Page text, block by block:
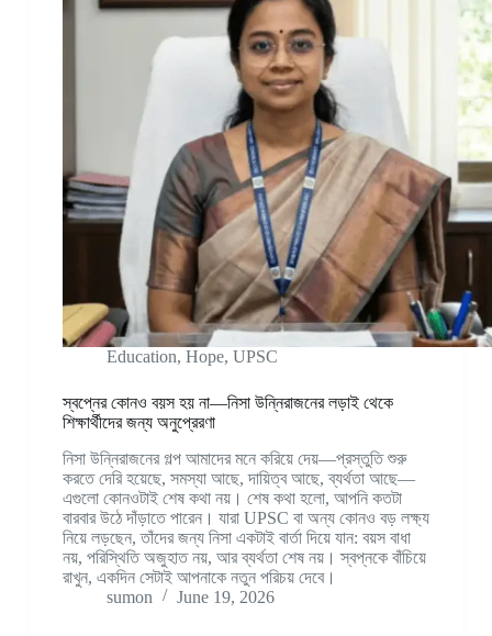
Education, Hope, UPSC
স্বপ্নের কোনও বয়স হয় না—নিসা উন্নিরাজনের লড়াই থেকে
শিক্ষার্থীদের জন্য অনুপ্রেরণা
নিসা উন্নিরাজনের গল্প আমাদের মনে করিয়ে দেয়—প্রস্তুতি শুরু
করতে দেরি হয়েছে, সমস্যা আছে, দায়িত্ব আছে, ব্যর্থতা আছে—
এগুলো কোনওটাই শেষ কথা নয়। শেষ কথা হলো, আপনি কতটা
বারবার উঠে দাঁড়াতে পারেন। যারা UPSC বা অন্য কোনও বড় লক্ষ্য
নিয়ে লড়ছেন, তাঁদের জন্য নিসা একটাই বার্তা দিয়ে যান: বয়স বাধা
নয়, পরিস্থিতি অজুহাত নয়, আর ব্যর্থতা শেষ নয়। স্বপ্নকে বাঁচিয়ে
রাখুন, একদিন সেটাই আপনাকে নতুন পরিচয় দেবে।
sumon
June 19, 2026